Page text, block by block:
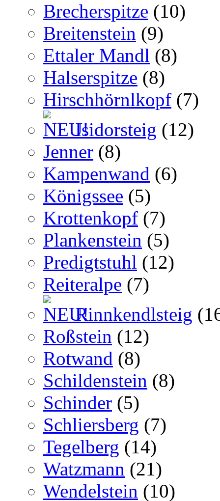
Brecherspitze (10)
Breitenstein (9)
Ettaler Mandl (8)
Halserspitze (8)
Hirschhörnlkopf (7)
Isidorsteig (12)
Jenner (8)
Kampenwand (6)
Königssee (5)
Krottenkopf (7)
Plankenstein (5)
Predigtstuhl (12)
Reiteralpe (7)
Rinnkendlsteig
Roßstein (12)
Rotwand (8)
Schildenstein (8)
Schinder (5)
Schliersberg (7)
Tegelberg (14)
Watzmann (21)
Wendelstein (10)